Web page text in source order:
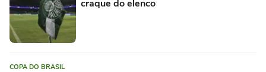
craque do elenco
COPA DO BRASIL